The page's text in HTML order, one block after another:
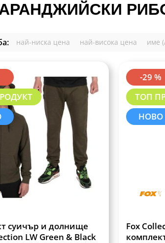
най-ниска цена най-висока цена име
суичър и долнище
LW Green & Black
-29 %
ТОП
НОВО
Fox